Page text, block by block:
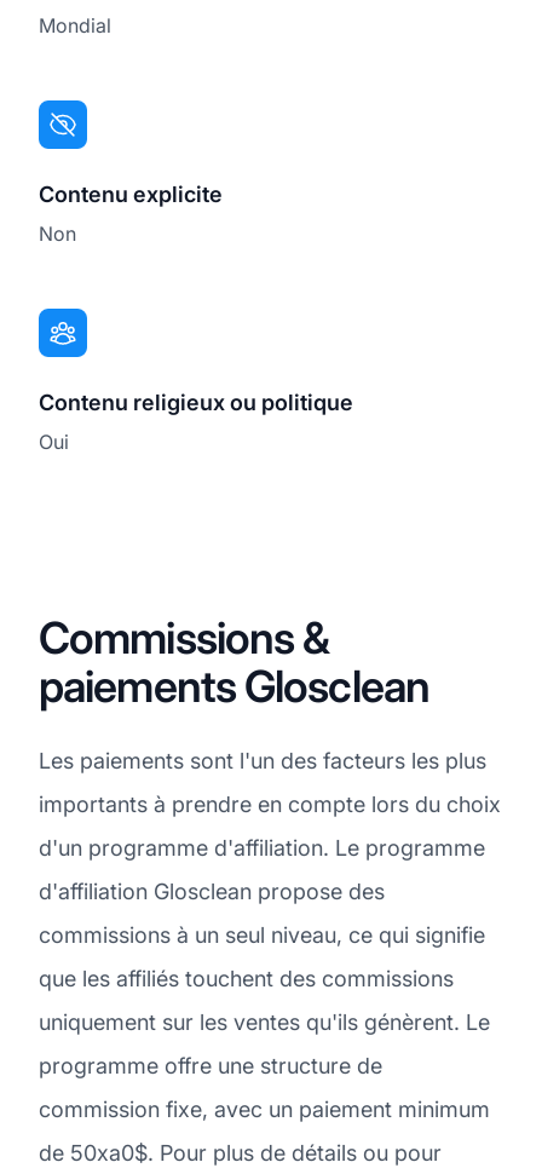
Mondial
Contenu explicite
Non
Contenu religieux ou politique
Oui
Commissions &
paiements Glosclean
Les paiements sont l'un des facteurs les plus
importants à prendre en compte lors du choix
d'un programme d'affiliation. Le programme
d'affiliation Glosclean propose des
commissions à un seul niveau, ce qui signifie
que les affiliés touchent des commissions
uniquement sur les ventes qu'ils génèrent. Le
programme offre une structure de
commission fixe, avec un paiement minimum
de 50xa0$. Pour plus de détails ou pour